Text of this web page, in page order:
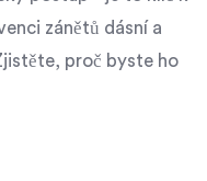
zánětů dásní a
proč byste ho